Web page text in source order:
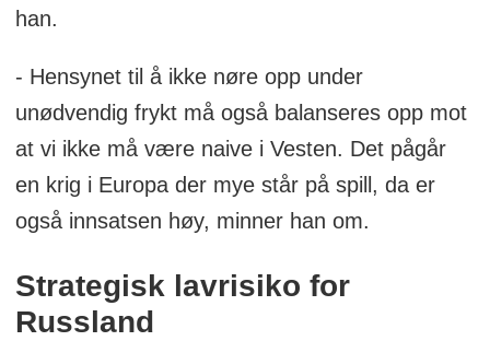
han.
- Hensynet til å ikke nøre opp under
unødvendig frykt må også balanseres opp mot
at vi ikke må være naive i Vesten. Det pågår
en krig i Europa der mye står på spill, da er
også innsatsen høy, minner han om.
Strategisk lavrisiko for
Russland